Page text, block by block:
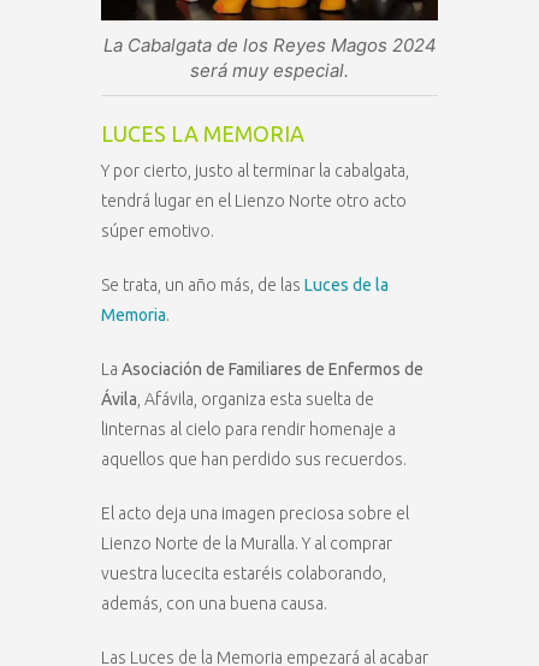
La Cabalgata de los Reyes Magos 2024
será muy especial.
LUCES LA MEMORIA
Y por cierto, justo al terminar la cabalgata,
tendrá lugar en el Lienzo Norte otro acto
súper emotivo.
Se trata, un año más, de las Luces de la
Memoria.
La Asociación de Familiares de Enfermos de
Ávila , Afávila, organiza esta suelta de
linternas al cielo para rendir homenaje a
aquellos que han perdido sus recuerdos.
El acto deja una imagen preciosa sobre el
Lienzo Norte de la Muralla. Y al comprar
vuestra lucecita estaréis colaborando,
además, con una buena causa.
Las Luces de la Memoria empezará al acabar